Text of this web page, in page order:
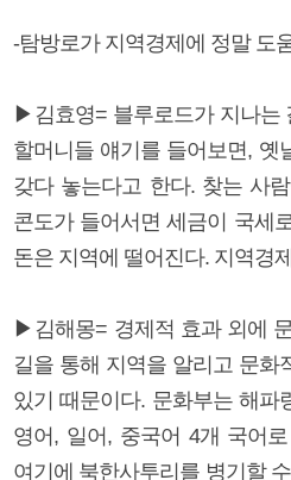
-탐방로가 지역경제에 정말 도
▶김효영= 블루로드가 지나는
할머니들 얘기를 들어보면, 옛
갖다 놓는다고 한다. 찾는 사
콘도가 들어서면 세금이 국세
돈은 지역에 떨어진다. 지역경
▶김해몽= 경제적 효과 외에
길을 통해 지역을 알리고 문화
있기 때문이다. 문화부는 해파
영어, 일어, 중국어 4개 국어
여기에 북한사투리를 병기할